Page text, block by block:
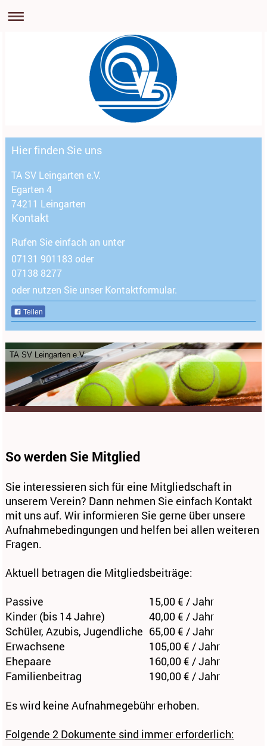
Hier finden Sie uns
TA SV Leingarten e.V.
Egarten 4
74211 Leingarten
Kontakt
Rufen Sie einfach an unter
07131 901183 oder
07138 8277
oder nutzen Sie unser Kontaktformular.
Teilen
TA SV Leingarten e.V.
So werden Sie Mitglied
Sie interessieren sich für eine Mitgliedschaft in
unserem Verein? Dann nehmen Sie einfach Kontakt
mit uns auf. Wir informieren Sie gerne über unsere
Aufnahmebedingungen und helfen bei allen weiteren
Fragen.
Aktuell betragen die Mitgliedsbeiträge:
Passive
15,00 € / Jahr
Kinder (bis 14 Jahre)
40,00 € / Jahr
Schüler, Azubis, Jugendliche 65,00 € / Jahr
Erwachsene
105,00 € / Jahr
Ehepaare
160,00 € / Jahr
Familienbeitrag
190,00 € / Jahr
Es wird keine Aufnahmegebühr erhoben.
Folgende 2 Dokumente sind immer erforderlich: